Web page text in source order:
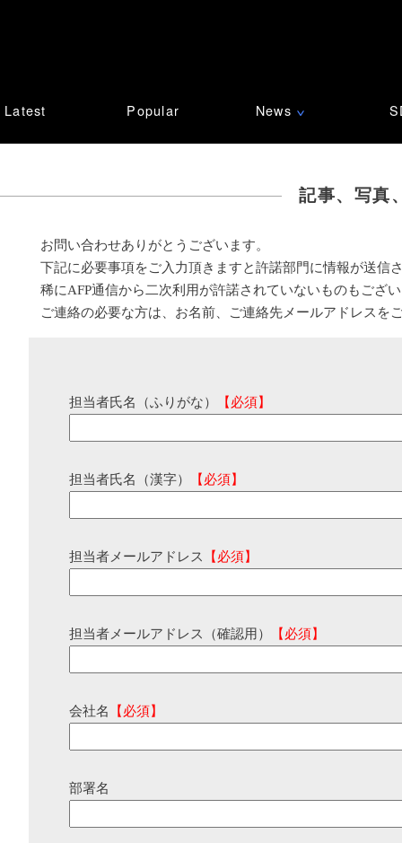
Latest Popular News ∨
記事、写真
お問い合わせありがとうございます。
下記に必要事項をご入力頂きますと許諾部門に情報が送信
稀にAFP通信から二次利用が許諾されていないものもござ
ご連絡の必要な方は、お名前、ご連絡先メールアドレスを
担当者氏名（ふりがな） 【必須】
担当者氏名（漢字） 【必須】
担当者メールアドレス 【必須】
担当者メールアドレス（確認用） 【必須】
会社名 【必須】
部署名